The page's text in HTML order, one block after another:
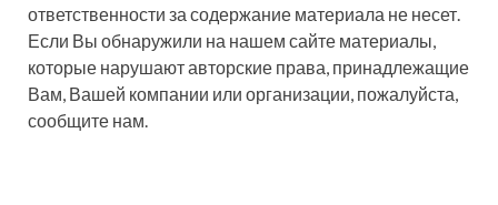
ответственности за содержание материала не несет.
Если Вы обнаружили на нашем сайте материалы,
которые нарушают авторские права, принадлежащие
Вам, Вашей компании или организации, пожалуйста,
сообщите нам.